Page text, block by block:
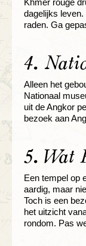
dagelijks
raden. Ga
4.
Alleen het
Nationaal
uit de Angkor
bezoek aan
5. Wat
Een tempel op
aardig, maar
Toch is een
het uitzicht
rondom. Pas